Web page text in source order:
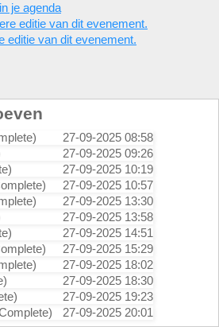
je agenda
editie van dit evenement.
editie van dit evenement.
27-09-2025 08:58
27-09-2025 09:26
27-09-2025 10:19
27-09-2025 10:57
27-09-2025 13:30
27-09-2025 13:58
27-09-2025 14:51
27-09-2025 15:29
27-09-2025 18:02
27-09-2025 18:30
27-09-2025 19:23
27-09-2025 20:01